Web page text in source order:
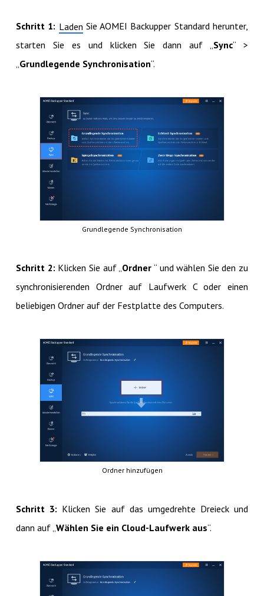
Schritt 1: Laden Sie AOMEI Backupper Standard herunter,
starten Sie es und klicken Sie dann auf „Sync“ >
„Grundlegende Synchronisation“.
Grundlegende Synchronisation
Schritt 2: Klicken Sie auf „ Ordner “ und wählen Sie den zu
synchronisierenden Ordner auf Laufwerk C oder einen
beliebigen Ordner auf der Festplatte des Computers.
Ordner hinzufügen
Schritt 3: Klicken Sie auf das umgedrehte Dreieck und
dann auf „Wählen Sie ein Cloud-Laufwerk aus“.